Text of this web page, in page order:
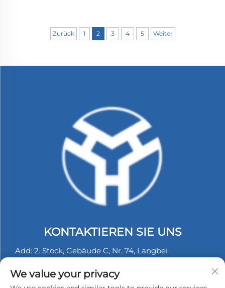
Zurück 1 2 3 4 5 Weiter
KONTAKTIEREN SIE UNS
Add: 2. Stock, Gebäude C, Nr. 74, Langbei
Tel.: +86-13530558584
We value your privacy